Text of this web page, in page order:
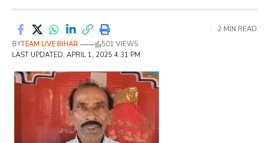
LAST UPDATED: APRIL 1, 2025 4:31 PM
BYTEAM LIVE BIHAR 501 VIEWS
2 MIN READ